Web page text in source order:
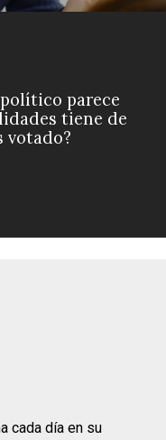
parece
tiene de
votado?
cada día en su